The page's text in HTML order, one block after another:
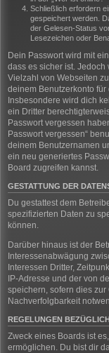
Schließlich erfordern
gespeichert werden.
der Gelesen-Status
Lesezeichen oder
Dein Passwort wird mit
dass es sicher ist.
Vielzahl von Webseiten
deinem Benutzerkonto für
Insbesondere wird dich
ein Dritter
Passwort vergessen
Passwort vergessen“
deinem Benutzernamen
ein neu generiertes
Board zugreifen kannst.
GESTATTUNG DER
Du gestattest dem
spezifizierten Daten zu
können.
Darüber hinaus ist der
Interessenabwägung
Interessen Dritter,
IP-Adresse und der von
speichern, sofern dies
Nachverfolgbarkeit
REGELUNGEN
Zweck eines Boards ist
ermöglichen. Du bist dir